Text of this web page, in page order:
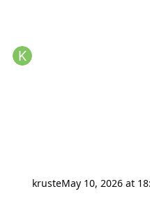
krusteMay 10, 2026 at